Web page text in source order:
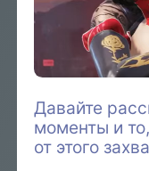
Давайте
моменты и
от этого